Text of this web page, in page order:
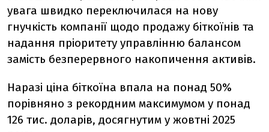
увага швидко переключилася на нову
гнучкість компанії щодо продажу біткоїнів та
надання пріоритету управлінню балансом
замість безперервного накопичення активів.
Наразі ціна біткоїна впала на понад 50%
порівняно з рекордним максимумом у понад
126 тис. доларів, досягнутим у жовтні 2025